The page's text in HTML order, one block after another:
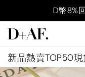
D幣8%
新品熱賣TOP50